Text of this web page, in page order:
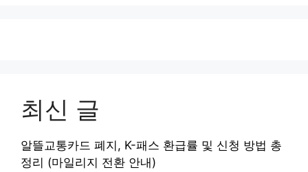
최신 글
알뜰교통카드 폐지, K-패스 환급률 및 신청 방법 총
정리 (마일리지 전환 안내)